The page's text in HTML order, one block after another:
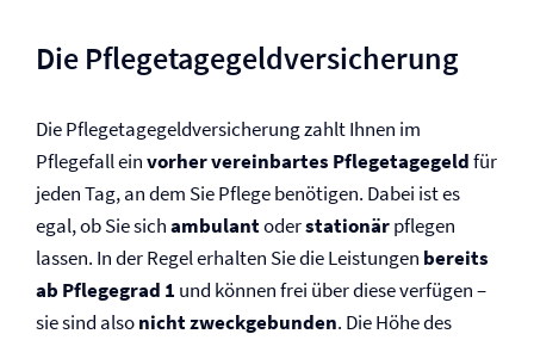
Die Pflegetagegeld­versicherung
Die Pflegetagegeld­versicherung zahlt Ihnen im
Pflegefall einvorher vereinbartes Pflegetagegeldfür
jeden Tag, an dem Sie Pflege benötigen. Dabei ist es
egal, ob Sie sichambulantoderstationärpflegen
lassen. In der Regel erhalten Sie die Leistungen bereits
ab Pflegegrad 1 und können frei über diese verfügen –
sie sind alsonicht zweckgebunden. Die Höhe des